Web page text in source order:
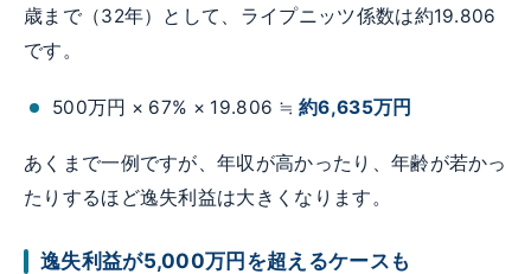
歳まで（32年）として、ライプニッツ係数は約19.806
です。
500万円 × 67% × 19.806 ≒約6,635万円
あくまで一例ですが、年収が高かったり、年齢が若かっ
たりするほど逸失利益は大きくなります。
逸失利益が5,000万円を超えるケースも